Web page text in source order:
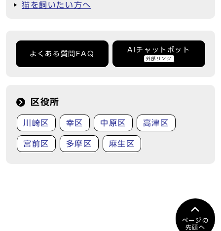
猫を飼いたい方へ
よくある質問FAQ
AIチャットボット
外部リンク
区役所
川崎区 幸区 中原区 高津区
宮前区 多摩区 麻生区
ページの
先頭へ